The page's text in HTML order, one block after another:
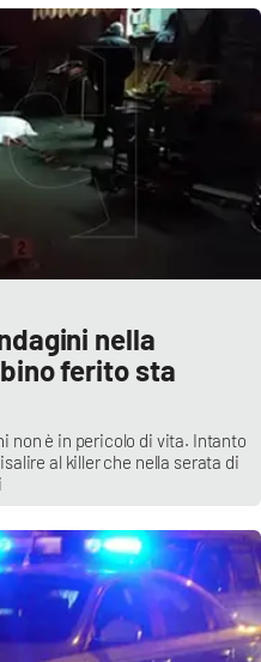
nella
ferito sta
non è in pericolo di vita. Intanto
al killer che nella serata di